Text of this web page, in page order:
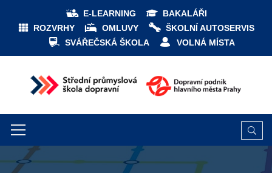
E-LEARNING
BAKALÁŘI
ROZVRHY
OMLUVY
ŠKOLNÍ AUTOSERVIS
SVÁŘEČSKÁ ŠKOLA
VOLNÁ MÍSTA